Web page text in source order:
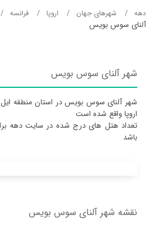
دهه شهرهای جهان اروپا فرانسه
آلنای سوس بویس
شهر آلنای سوس بویس
شهر آلنای سوس بویس در استان منطقه
اروپا واقع شده است
باشد
نقشه شهر آلنای سوس بویس